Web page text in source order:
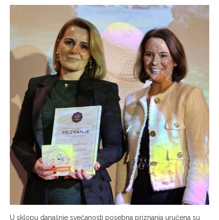
U sklopu današnje svečanosti posebna priznanja uručena su